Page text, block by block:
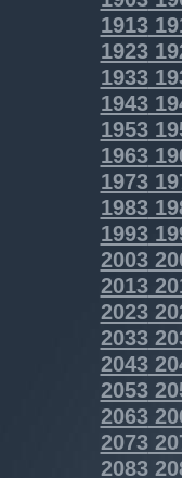
1913
1923
1933
1943
1953
1963
1973
1983
1993
2003
2013
2023
2033
2043
2053
2063
2073
2083